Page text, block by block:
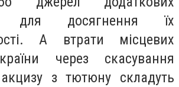
для досягнення їх
А втрати місцевих
через скасування
акцизу з тютюну складуть